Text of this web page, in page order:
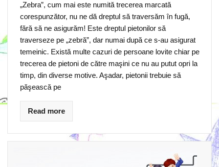
„Zebra”, cum mai este numită trecerea marcată
corespunzător, nu ne dă dreptul să traversăm în fugă,
fără să ne asigurăm! Este dreptul pietonilor să
traverseze pe „zebră”, dar numai după ce s-au asigurat
temeinic. Există multe cazuri de persoane lovite chiar pe
trecerea de pietoni de către maşini ce nu au putut opri la
timp, din diverse motive. Aşadar, pietonii trebuie să
păşească pe
Read more